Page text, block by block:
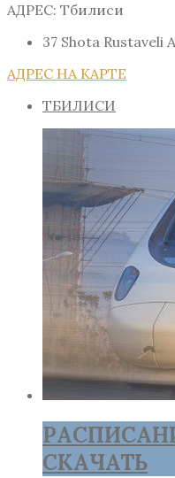
АДРЕС: Тбилиси
37 Shota Rustaveli
АДРЕС НА КАРТЕ
ТБИЛИСИ
СКАЧАТЬ